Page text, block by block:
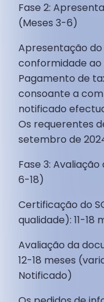
Fase 2:
(Meses 3-6)
Apresentação
conformidade
Pagamento de
consoante a
notificado
Os requerentes
setembro de
Fase 3:
6-18)
Certificação do
qualidade): 11-18
Avaliação da
12-18 meses
Notificado)